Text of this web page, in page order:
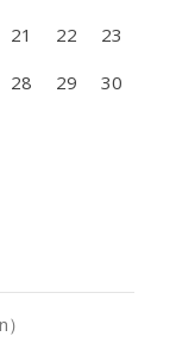
21 22
23
28 29
30